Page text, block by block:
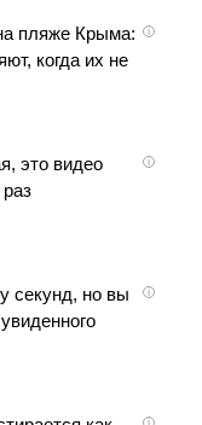
i
пляже Крыма:
когда их не
i
это видео
i
секунд, но вы
i